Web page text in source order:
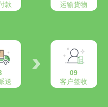
款
运输货物
送
09
客户签收